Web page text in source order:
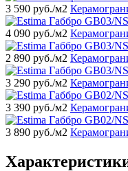
3 590 руб./м2
4 090 руб./м2
2 890 руб./м2
3 290 руб./м2
3 390 руб./м2
3 890 руб./м2